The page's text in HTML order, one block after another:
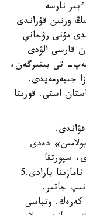
ءبىر نارسە
ورنىن قۇراندى
مۇنى رۋحاني
قارسى الۋدى
تى بىتىرگەن،
جىبەرمەيدى.
ەرسۇلتان 7 جاستان، رايانا 3 جاستان استى. قورىتا
دەدى
سپورتقا
قۇشتارلىعى باسىم. بالام مەنىمەن بىرگە جۇما نامازىنا بارادى.5
جاتىر.
كەرەك. وتباسى